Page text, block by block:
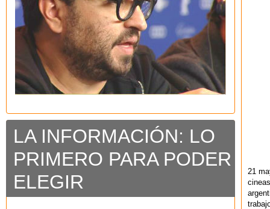
LA INFORMACIÓN: LO
PRIMERO PARA PODER
ELEGIR
21